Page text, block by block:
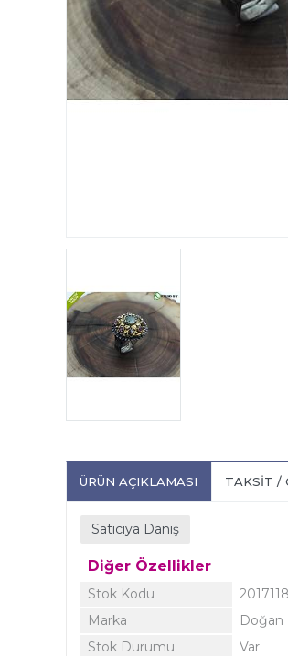
ÜRÜN AÇIKLAMASI TAKSIT /
Satıcıya Danış
Diğer Özellikler
Stok Kodu
Marka
Doğan
Stok Durumu
Var